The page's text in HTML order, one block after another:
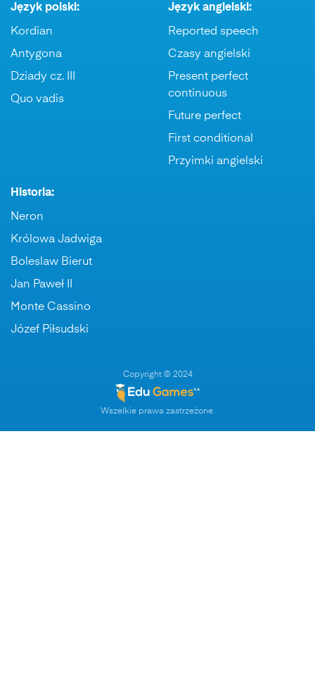
Język polski:
Kordian
Antygona
Dziady cz. III
Quo vadis
Język angielski:
Reported speech
Czasy angielski
Present perfect
continuous
Future perfect
First conditional
Przyimki angielski
Historia:
Neron
Królowa Jadwiga
Boleslaw Bierut
Jan Paweł II
Monte Cassino
Józef Piłsudski
Copyright © 2024
Wszelkie prawa zastrzeżone.